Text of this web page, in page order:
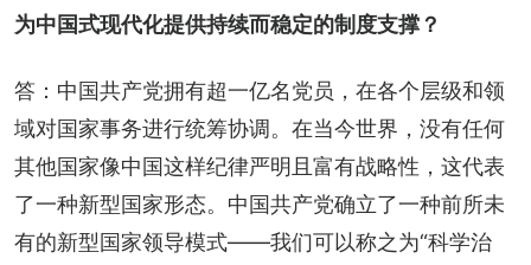
为中国式现代化提供持续而稳定的制度支撑？
答：中国共产党拥有超一亿名党员，在各个层级和领
域对国家事务进行统筹协调。在当今世界，没有任何
其他国家像中国这样纪律严明且富有战略性，这代表
了一种新型国家形态。中国共产党确立了一种前所未
有的新型国家领导模式——我们可以称之为“科学治